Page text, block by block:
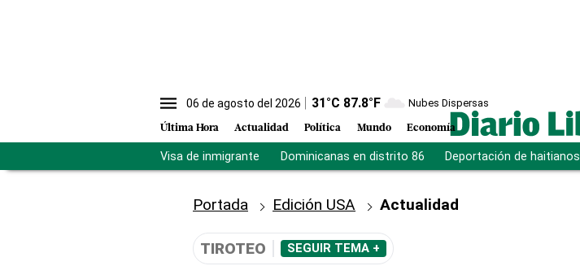
06 de agosto del 2026 31 °C 87.8°F Nubes Dispersas
Última Hora Actualidad Política Mundo Economía
Visa de inmigrante Dominicanas en distrito 86 Deportación de haitianos
Portada Edición USA Actualidad
TIROTEO SEGUIR TEMA +